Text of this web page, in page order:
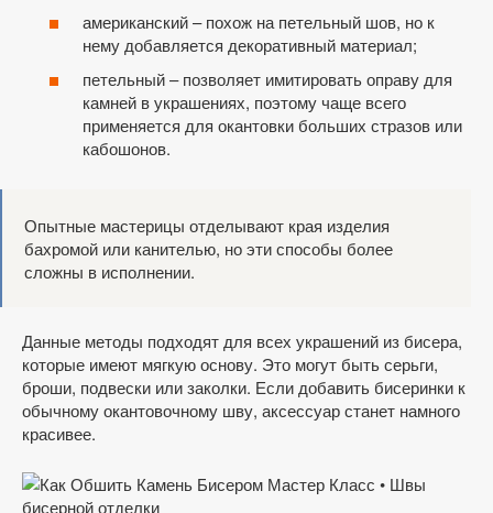
американский – похож на петельный шов, но к
нему добавляется декоративный материал;
петельный – позволяет имитировать оправу для
камней в украшениях, поэтому чаще всего
применяется для окантовки больших стразов или
кабошонов.
Опытные мастерицы отделывают края изделия
бахромой или канителью, но эти способы более
сложны в исполнении.
Данные методы подходят для всех украшений из бисера,
которые имеют мягкую основу. Это могут быть серьги,
броши, подвески или заколки. Если добавить бисеринки к
обычному окантовочному шву, аксессуар станет намного
красивее.